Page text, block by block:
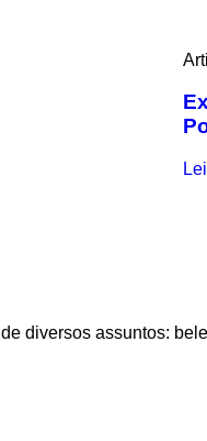
de diversos assuntos: